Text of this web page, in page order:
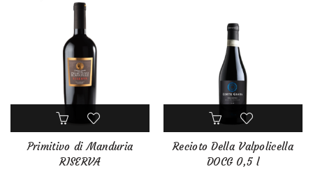
Primitivo di Manduria
RISERVA
Recioto Della Valpolicella
DOCG 0,5 l